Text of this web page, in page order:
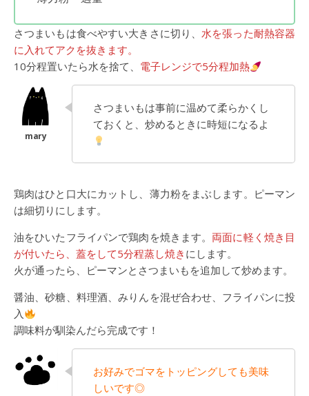
さつまいもは食べやすい大きさに切り、水を張った耐熱容器
に入れてアクを抜きます。
10分程置いたら水を捨て、 電子レンジで5分程加熱
さつまいもは事前に温めて柔らかくし
ておくと、炒めるときに時短になるよ
鶏肉はひと口大にカットし、薄力粉をまぶします。ピーマン
は細切りにします。
油をひいたフライパンで鶏肉を焼きます。 両面に軽く焼き目
が付いたら、蓋をして5分程蒸し焼き にします。
火が通ったら、ピーマンとさつまいもを追加して炒めます。
醤油、砂糖、料理酒、みりんを混ぜ合わせ、フライパンに投
入
調味料が馴染んだら完成です！
お好みでゴマをトッピングしても美味
しいです◎